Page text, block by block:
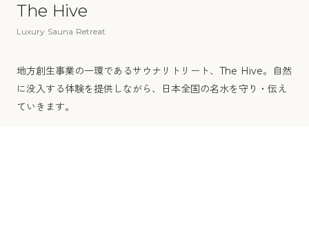
The Hive
Luxury Sauna Retreat
地方創生事業の一環であるサウナリトリート、The Hive。自然
に没入する体験を提供しながら、日本全国の名水を守り・伝え
ていきます。